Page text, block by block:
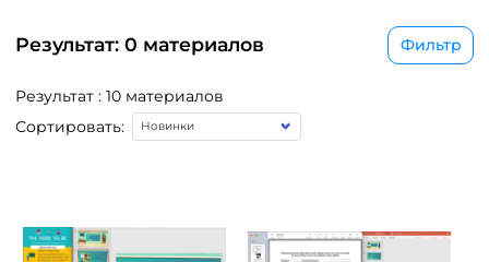
Результат: 0 материалов Фильтр
Результат : 10 материалов
Сортировать: